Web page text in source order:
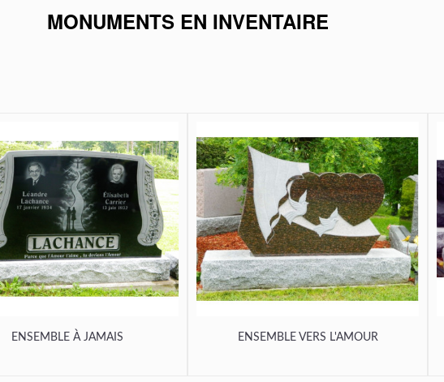
MONUMENTS EN INVENTAIRE
ENSEMBLE À JAMAIS ENSEMBLE VERS L'AMOUR